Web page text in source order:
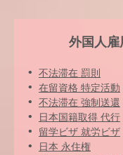
外国人雇
不法滞在 罰則
在留資格 特定活動
不法滞在 強制送還
日本国籍取得 代行
留学ビザ 就労ビザ
日本 永住権